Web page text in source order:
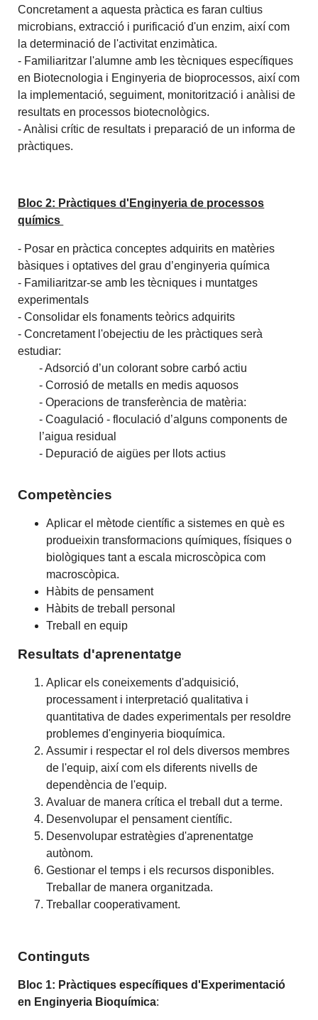
Concretament a aquesta pràctica es faran cultius
microbians, extracció i purificació d'un enzim, així com
la determinació de l'activitat enzimàtica.
- Familiaritzar l'alumne amb les tècniques específiques
en Biotecnologia i Enginyeria de bioprocessos, així com
la implementació, seguiment, monitorització i anàlisi de
resultats en processos biotecnològics.
- Anàlisi crític de resultats i preparació de un informa de
pràctiques.
Bloc 2: Pràctiques d'Enginyeria de processos
químics
- Posar en pràctica conceptes adquirits en matèries
bàsiques i optatives del grau d’enginyeria química
- Familiaritzar-se amb les tècniques i muntatges
experimentals
- Consolidar els fonaments teòrics adquirits
- Concretament l'obejectiu de les pràctiques serà
estudiar:
- Adsorció d’un colorant sobre carbó actiu
- Corrosió de metalls en medis aquosos
- Operacions de transferència de matèria:
- Coagulació - floculació d’alguns components de
l’aigua residual
- Depuració de aigües per llots actius
Competències
Aplicar el mètode científic a sistemes en què es
produeixin transformacions químiques, físiques o
biològiques tant a escala microscòpica com
macroscòpica.
Hàbits de pensament
Hàbits de treball personal
Treball en equip
Resultats d'aprenentatge
Aplicar els coneixements d'adquisició,
processament i interpretació qualitativa i
quantitativa de dades experimentals per resoldre
problemes d'enginyeria bioquímica.
Assumir i respectar el rol dels diversos membres
de l'equip, així com els diferents nivells de
dependència de l'equip.
Avaluar de manera crítica el treball dut a terme.
Desenvolupar el pensament científic.
Desenvolupar estratègies d'aprenentatge
autònom.
Gestionar el temps i els recursos disponibles.
Treballar de manera organitzada.
Treballar cooperativament.
Continguts
Bloc 1: Pràctiques específiques d'Experimentació
en Enginyeria Bioquímica: